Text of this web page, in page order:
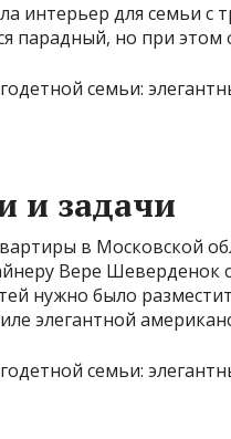
интерьер для семьи с
парадный, но при
и задачи
в Московской
Вере
нужно было
элегантной